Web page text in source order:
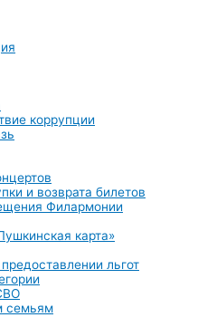
коррупции
и возврата билетов
Филармонии
карта»
льгот
семьям